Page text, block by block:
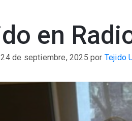
en
de septiembre, 2025por Tejido